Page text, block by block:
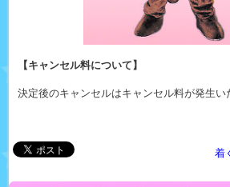
【キャンセル料について】
決定後のキャンセルはキャンセル料が発生い
着